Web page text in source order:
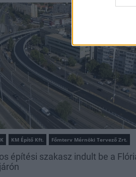
KM Építő Kft. Főmterv Mérnöki Tervező Zrt.
építési szakasz indult be a